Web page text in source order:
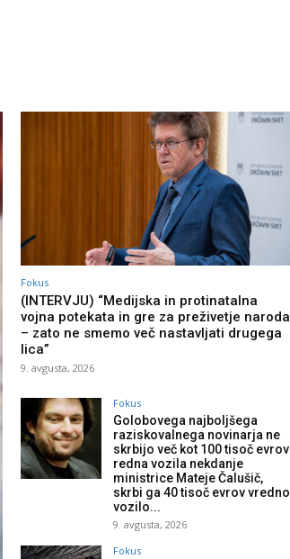
Fokus
(INTERVJU) “Medijska in protinatalna
vojna potekata in gre za preživetje naroda
– zato ne smemo več nastavljati drugega
lica”
9. avgusta, 2026
Fokus
Golobovega najboljšega
raziskovalnega novinarja ne
skrbijo več kot 100 tisoč evrov
redna vozila nekdanje
ministrice Mateje Čalušič,
skrbi ga 40 tisoč evrov vredno
vozilo...
9. avgusta, 2026
Fokus